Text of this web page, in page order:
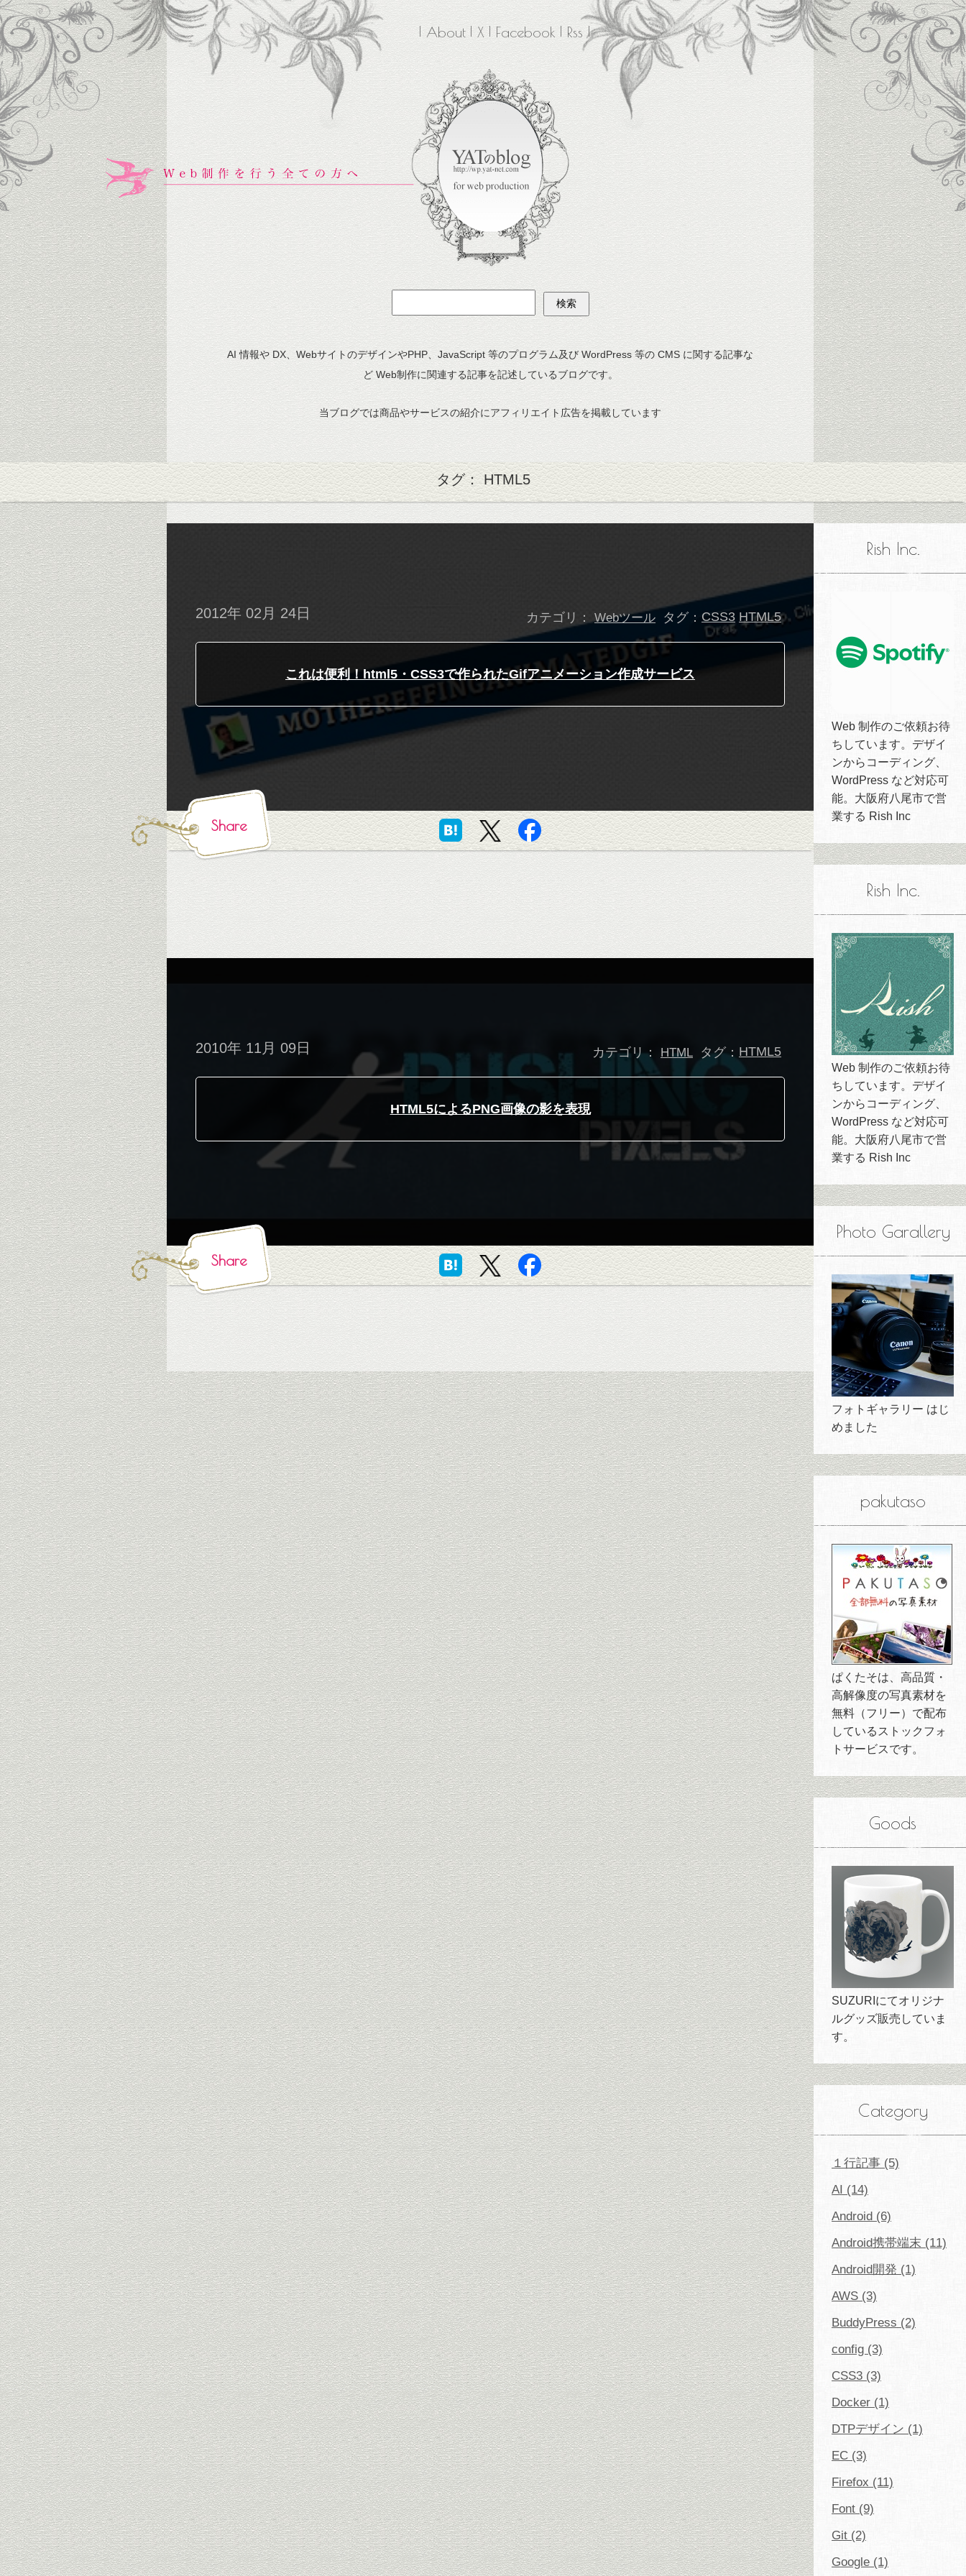
About X Facebook Rss
AI 情報や DX、WebサイトのデザインやPHP、JavaScript 等のプログラム及び WordPress 等の CMS に関する記事な
ど Web制作に関連する記事を記述しているブログです。
当ブログでは商品やサービスの紹介にアフィリエイト広告を掲載しています
タグ： HTML5
2012年 02月 24日 カテゴリ： Webツール タグ： CSS3 HTML5
これは便利！html5・CSS3で作られたGifアニメーション作成サービス
Share
2010年 11月 09日 カテゴリ： HTML タグ： HTML5
HTML5によるPNG画像の影を表現
Share
Rish Inc.
Web 制作のご依頼お待
ちしています。デザイ
ンからコーディング、
WordPress など対応可
能。大阪府八尾市で営
業する Rish Inc
Rish Inc.
Web 制作のご依頼お待
ちしています。デザイ
ンからコーディング、
WordPress など対応可
能。大阪府八尾市で営
業する Rish Inc
Photo Garallery
フォトギャラリー はじ
めました
pakutaso
ぱくたそは、高品質・
高解像度の写真素材を
無料（フリー）で配布
しているストックフォ
トサービスです。
Goods
SUZURIにてオリジナ
ルグッズ販売していま
す。
Category
１行記事 (5)
AI (14)
Android (6)
Android携帯端末 (11)
Android開発 (1)
AWS (3)
BuddyPress (2)
config (3)
CSS3 (3)
Docker (1)
DTPデザイン (1)
EC (3)
Firefox (11)
Font (9)
Git (2)
Google (1)